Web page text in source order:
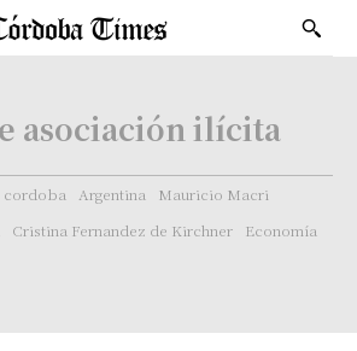
asociación ilícita
cordoba Argentina
Mauricio Macri
Cristina Fernandez de Kirchner
Economía